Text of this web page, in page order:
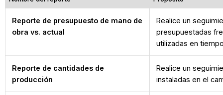
Reporte de presupuesto de mano de
obra vs. actual
Realice un
presupuestadas
utilizadas en
Reporte de cantidades de
producción
Realice un
instaladas en el